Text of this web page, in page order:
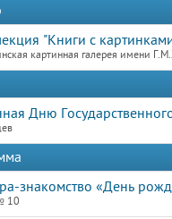
"Книги с
картинная галерея имени
Дню
знакомство «День
10